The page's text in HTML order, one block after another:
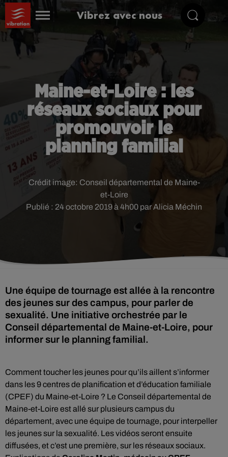
Vibrez avec nous
Maine-et-Loire : les
réseaux sociaux pour
promouvoir le
planning familial
Publié : 24 octobre 2019 à 4h00 par Alicia Méchin
Crédit image: Conseil départemental de Maine-
et-Loire
Une équipe de tournage est allée à la rencontre
des jeunes sur des campus, pour parler de
sexualité. Une initiative orchestrée par le
Conseil départemental de Maine-et-Loire, pour
informer sur le planning familial.
Comment toucher les jeunes pour qu’ils aillent s’informer
dans les 9 centres de planification et d’éducation familiale
(CPEF) du Maine-et-Loire ? Le Conseil départemental de
Maine-et-Loire est allé sur plusieurs campus du
département, avec une équipe de tournage, pour interpeller
les jeunes sur la sexualité. Les vidéos seront ensuite
diffusées, et c’est une première, sur les réseaux sociaux.